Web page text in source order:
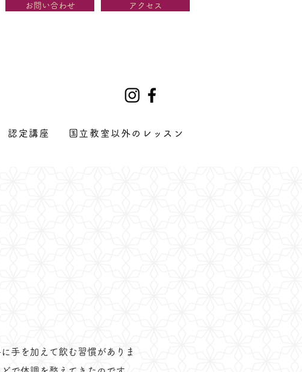
お問い合わせ アクセス
認定講座 国立教室以外のレッスン
手を加えて飲む習慣がありま